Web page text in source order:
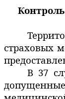
страховых
В 37